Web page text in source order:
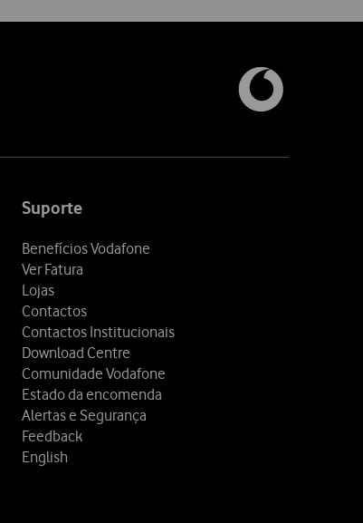
Suporte
Benefícios Vodafone
Ver Fatura
Lojas
Contactos
Contactos Institucionais
Download Centre
Comunidade Vodafone
Estado da encomenda
Alertas e Segurança
Feedback
English